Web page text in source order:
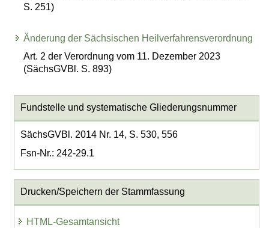
S. 251)
Änderung der Sächsischen Heilverfahrensverordnung
Art. 2 der Verordnung vom 11. Dezember 2023
(SächsGVBl. S. 893)
Fundstelle und systematische Gliederungsnummer
SächsGVBl. 2014 Nr. 14, S. 530, 556
Fsn-Nr.: 242-29.1
Drucken/Speichern der Stammfassung
HTML-Gesamtansicht